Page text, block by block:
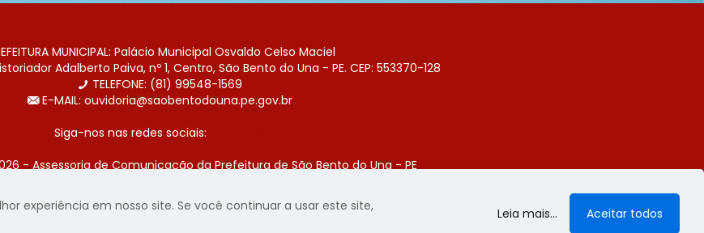
MUNICIPAL: Palácio Municipal Osvaldo Celso Maciel
Adalberto Paiva, nº 1, Centro, São Bento do Una - PE. CEP: 553370-128
TELEFONE: (81) 99548-1569
E-MAIL: ouvidoria@saobentodouna.pe.gov.br
Siga-nos nas redes sociais:
- Assessoria de Comunicação da Prefeitura de São Bento do Una - PE
pela agência de publicidade LumusWeb - Agência Digital
experiência em nosso site. Se você continuar a usar este site,
Leia mais... Aceitar todos